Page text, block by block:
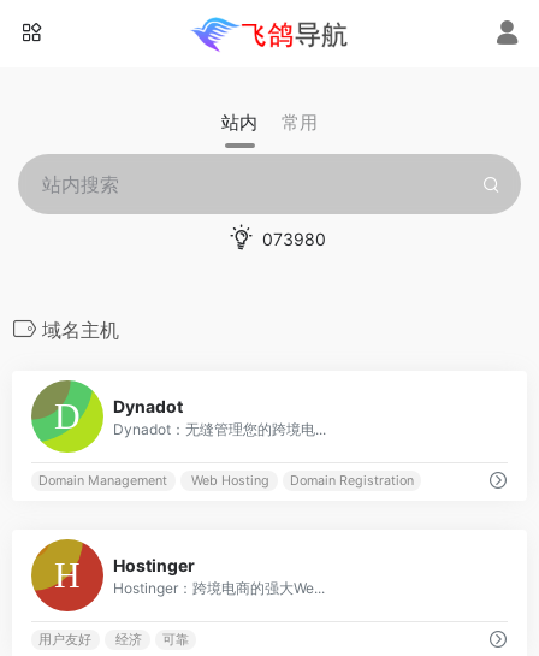
站内 常用
073980
域名主机
Dynadot
Dynadot：无缝管理您的跨境电...
Domain Management Web Hosting Domain Registration
Hostinger
Hostinger：跨境电商的强大We...
用户友好 经济 可靠